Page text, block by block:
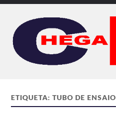
ETIQUETA:TUBO DE ENSAIO